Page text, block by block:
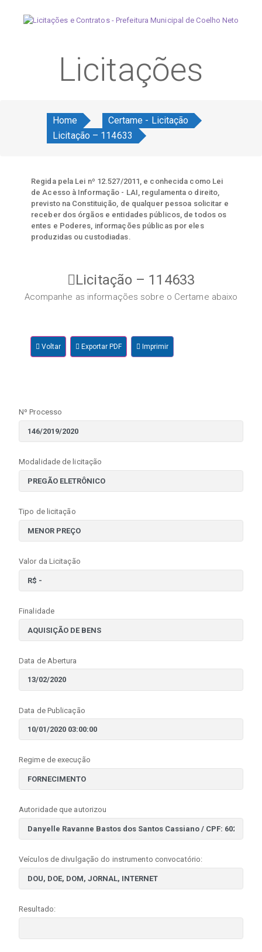
Licitações
Home
Certame - Licitação
Licitação – 114633
Regida pela Lei nº 12.527/2011, e conhecida como Lei
de Acesso à Informação - LAI, regulamenta o direito,
previsto na Constituição, de qualquer pessoa solicitar e
receber dos órgãos e entidades públicos, de todos os
entes e Poderes, informações públicas por eles
produzidas ou custodiadas.
Licitação – 114633
Acompanhe as informações sobre o Certame abaixo
Voltar Exportar PDF Imprimir
Nº Processo
Modalidade de licitação
Tipo de licitação
Valor da Licitação
Finalidade
Data de Abertura
Data de Publicação
Regime de execução
Autoridade que autorizou
Veículos de divulgação do instrumento convocatório:
Resultado: